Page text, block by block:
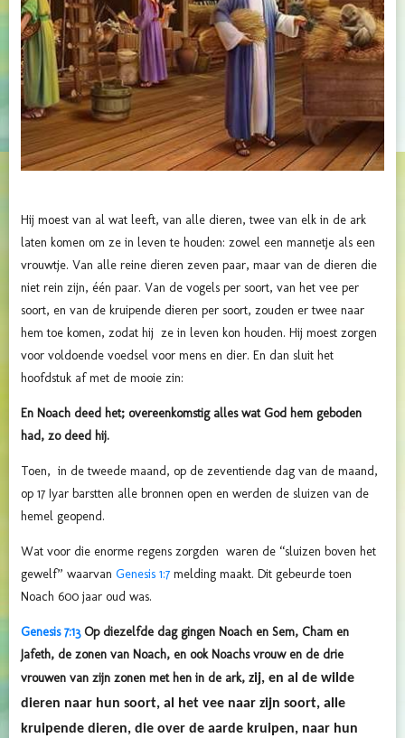
Hij moest van al wat leeft, van alle dieren, twee van elk in de ark
laten komen om ze in leven te houden: zowel een mannetje als een
vrouwtje. Van alle reine dieren zeven paar, maar van de dieren die
niet rein zijn, één paar. Van de vogels per soort, van het vee per
soort, en van de kruipende dieren per soort, zouden er twee naar
hem toe komen, zodat hij ze in leven kon houden. Hij moest zorgen
voor voldoende voedsel voor mens en dier. En dan sluit het
hoofdstuk af met de mooie zin:
En Noach deed het; overeenkomstig alles wat God hem geboden
had, zo deed hij.
Toen, in de tweede maand, op de zeventiende dag van de maand,
op 17 Iyar barstten alle bronnen open en werden de sluizen van de
hemel geopend.
Wat voor die enorme regens zorgden waren de “sluizen boven het
gewelf” waarvan Genesis 1:7 melding maakt. Dit gebeurde toen
Noach 600 jaar oud was.
Genesis 7:13Op diezelfde dag gingen Noach en Sem, Cham en
Jafeth, de zonen van Noach, en ook Noachs vrouw en de drie
vrouwen van zijn zonen met hen in de ark, zij, en al de wilde
dieren naar hun soort, al het vee naar zijn soort, alle
kruipende dieren, die over de aarde kruipen, naar hun